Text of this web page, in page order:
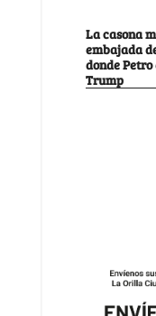
La casona
embajada
donde
Trump